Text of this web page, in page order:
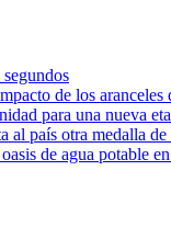
de los
para una nueva
país otra medalla
de agua potable